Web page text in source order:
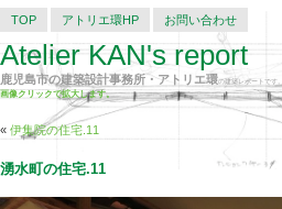
TOP アトリエ環HP お問い合わせ
Atelier KAN's report
鹿児島市の建築設計事務所・アトリエ環の建築レポートです。
画像クリックで拡大します。
« 伊集院の住宅.11
湧水町の住宅.11